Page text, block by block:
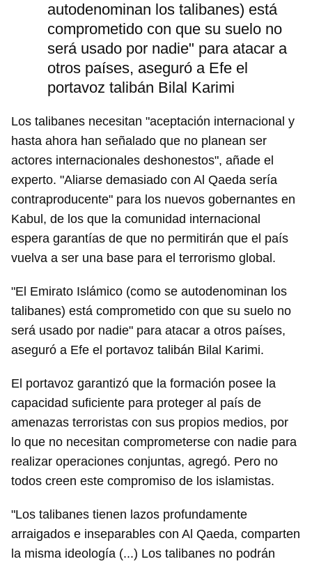
Guardar como favorito
Para poder guardar como favorito, primero has de
INICIAR SESIÓN CANCELAR
autodenominan los talibanes) está
comprometido con que su suelo no
será usado por nadie" para atacar a
otros países, aseguró a Efe el
portavoz talibán Bilal Karimi
Los talibanes necesitan "aceptación internacional y
hasta ahora han señalado que no planean ser
actores internacionales deshonestos", añade el
experto. "Aliarse demasiado con Al Qaeda sería
contraproducente" para los nuevos gobernantes en
Kabul, de los que la comunidad internacional
espera garantías de que no permitirán que el país
vuelva a ser una base para el terrorismo global.
"El Emirato Islámico (como se autodenominan los
talibanes) está comprometido con que su suelo no
será usado por nadie" para atacar a otros países,
aseguró a Efe el portavoz talibán Bilal Karimi.
El portavoz garantizó que la formación posee la
capacidad suficiente para proteger al país de
amenazas terroristas con sus propios medios, por
lo que no necesitan comprometerse con nadie para
realizar operaciones conjuntas, agregó. Pero no
todos creen este compromiso de los islamistas.
"Los talibanes tienen lazos profundamente
arraigados e inseparables con Al Qaeda, comparten
la misma ideología (...) Los talibanes no podrán